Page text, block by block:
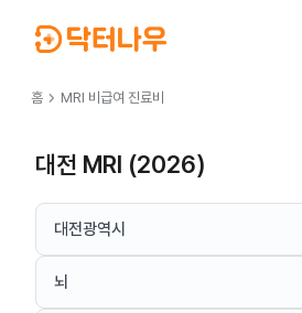
홈 chevron_right MRI 비급여 진료비
대전 MRI (2026)
대전광역시
뇌